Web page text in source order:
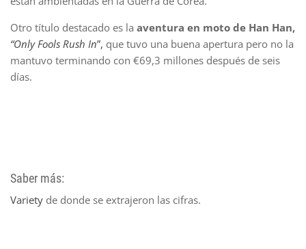
Otro título destacado es la aventura en moto de Han Han,
“Only Fools Rush In”, que tuvo una buena apertura pero no la
mantuvo terminando con €69,3 millones después de seis
días.
Saber más:
Variety de donde se extrajeron las cifras.